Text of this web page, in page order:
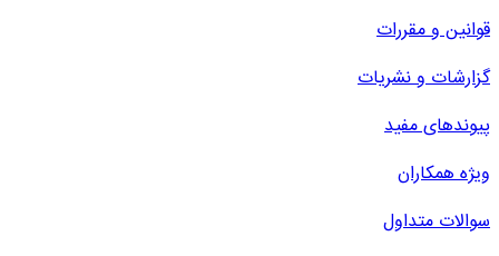
قوانین و مقررات
گزارشات و نشریات
پیوندهای مفید
ویژه همکاران
سوالات متداول